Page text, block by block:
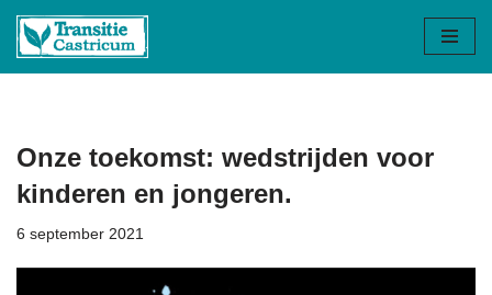
Ga
Onze toekomst: wedstrijden voor
kinderen en jongeren.
6 september 2021